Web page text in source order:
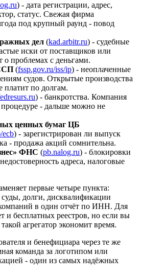
) - дата регистрации, адрес,
статус. Свежая фирма
под крупный раунд - повод
дел (kad.arbitr.ru) - судебные
иски от поставщиков или
о проблемах с деньгами.
(fssp.gov.ru/iss/ip) - неоплаченные
судов. Открытые производства
платит по долгам.
) - банкротства. Компания
процедуре - дальше можно не
ценных бумаг ЦБ
ecb) - зарегистрирован ли выпуск
- продажа акций сомнительна.
ФНС (pb.nalog.ru) - блокировки
адреса, налоговые
первые четыре пункта:
суды, долги, дисквалификации
в один отчёт по ИНН. Для
и бесплатных реестров, но если вы
агрегатор экономит время.
и бенефициара через те же
команда за логотипом или
- один из самых надёжных